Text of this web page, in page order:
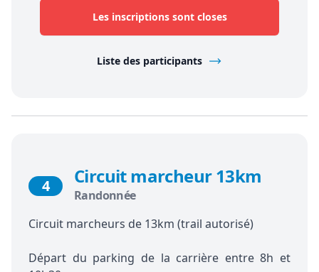
Les inscriptions sont closes
Liste des participants
4 Circuit marcheur 13km
Randonnée
Circuit marcheurs de 13km (trail autorisé)
Départ du parking de la carrière entre 8h et